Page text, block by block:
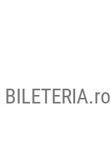
BILETERIA.ro